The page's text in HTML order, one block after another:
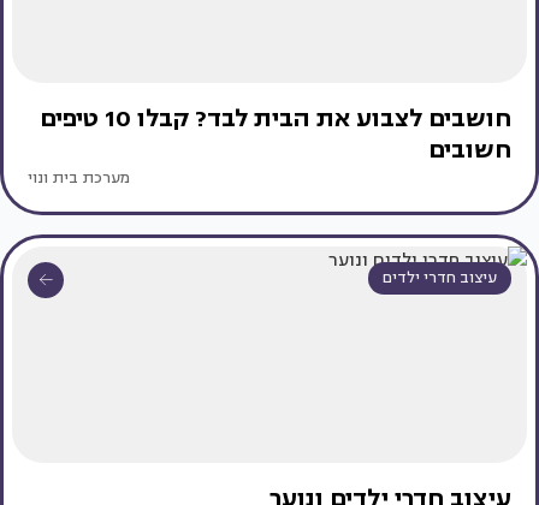
חושבים לצבוע את הבית לבד? קבלו 10 טיפים
חשובים
מערכת בית ונוי
עיצוב חדרי ילדים